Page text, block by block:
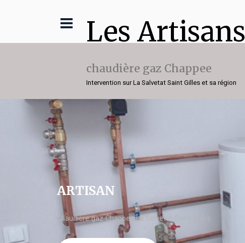
Les Artisans
chaudière gaz Chappee
Intervention sur La Salvetat Saint Gilles et sa région
ARTISAN
chaudière gaz Chappee La Salvetat Saint Gilles